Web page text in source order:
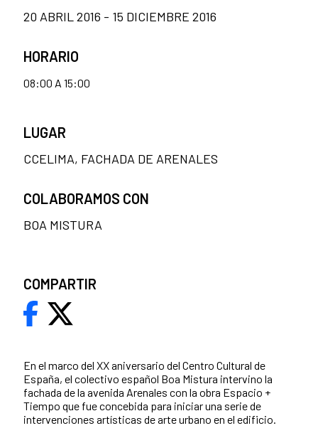
En el marco del XX aniversario del Centro Cultural de
España, el colectivo español Boa Mistura intervino la
fachada de la avenida Arenales con la obra Espacio +
Tiempo que fue concebida para iniciar una serie de
intervenciones artísticas de arte urbano en el edificio.
20 ABRIL 2016 - 15 DICIEMBRE 2016
HORARIO
08:00 A 15:00
LUGAR
CCELIMA, FACHADA DE ARENALES
COLABORAMOS CON
BOA MISTURA
COMPARTIR